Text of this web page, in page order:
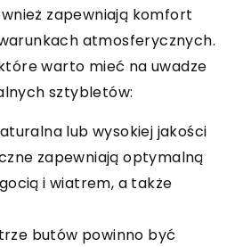
zapewniają komfort
atmosferycznych.
warto mieć na uwadze
sztybletów:
lub wysokiej jakości
zapewniają optymalną
i wiatrem, a także
butów powinno być